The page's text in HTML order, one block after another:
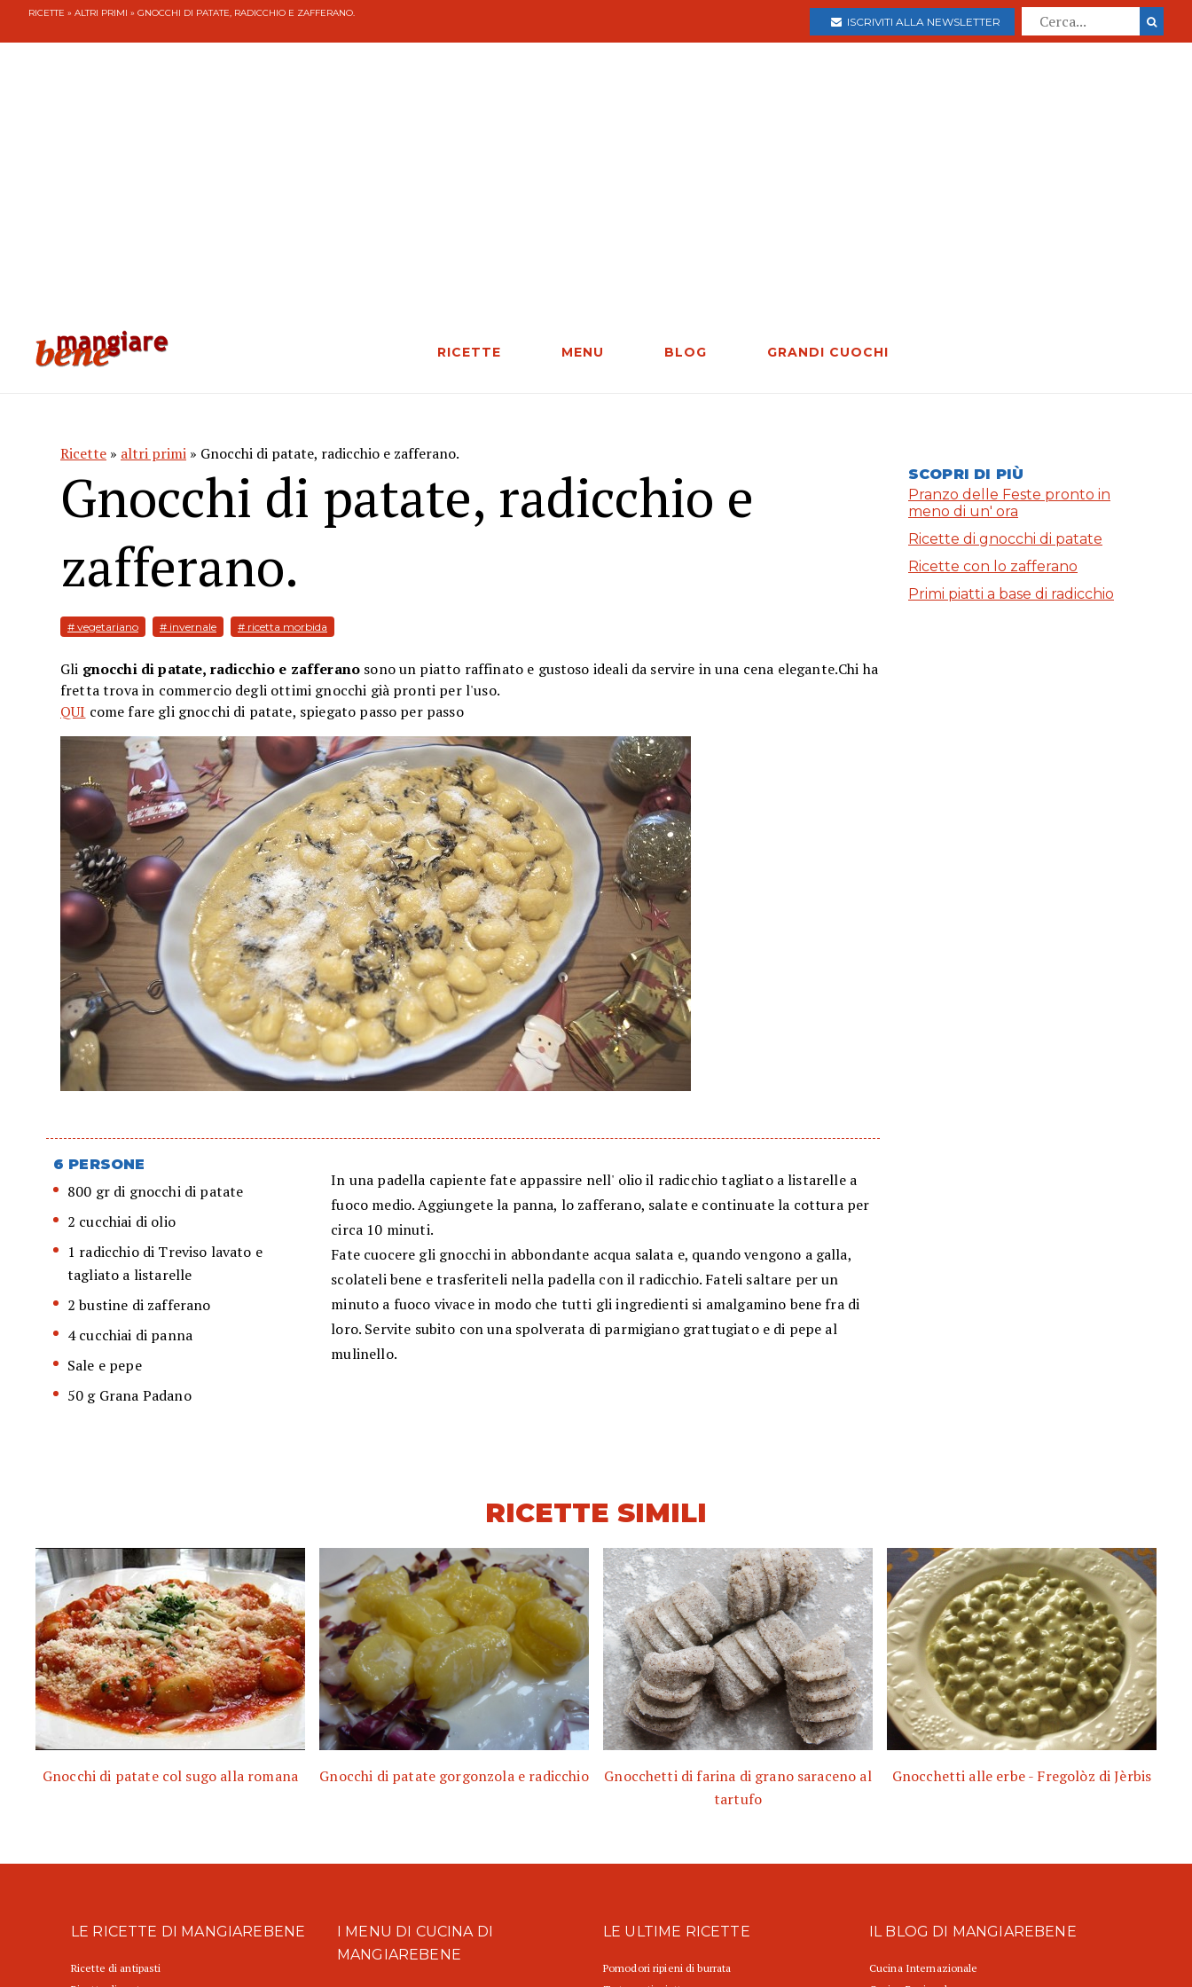
RICETTE » ALTRI PRIMI » GNOCCHI DI PATATE, RADICCHIO E ZAFFERANO.
ISCRIVITI ALLA NEWSLETTER
RICETTE MENU BLOG GRANDI CUOCHI
Ricette » altri primi » Gnocchi di patate, radicchio e zafferano.
Gnocchi di patate, radicchio e
zafferano.
# vegetariano # invernale # ricetta morbida
Gli gnocchi di patate, radicchio e zafferano sono un piatto raffinato e gustoso ideali da servire in una cena elegante.Chi ha
fretta trova in commercio degli ottimi gnocchi già pronti per l'uso.
QUI come fare gli gnocchi di patate, spiegato passo per passo
6 PERSONE
800 gr di gnocchi di patate
2 cucchiai di olio
1 radicchio di Treviso lavato e
tagliato a listarelle
2 bustine di zafferano
4 cucchiai di panna
Sale e pepe
50 g Grana Padano
In una padella capiente fate appassire nell' olio il radicchio tagliato a listarelle a
fuoco medio. Aggiungete la panna, lo zafferano, salate e continuate la cottura per
circa 10 minuti.
Fate cuocere gli gnocchi in abbondante acqua salata e, quando vengono a galla,
scolateli bene e trasferiteli nella padella con il radicchio. Fateli saltare per un
minuto a fuoco vivace in modo che tutti gli ingredienti si amalgamino bene fra di
loro. Servite subito con una spolverata di parmigiano grattugiato e di pepe al
mulinello.
SCOPRI DI PIÙ
Pranzo delle Feste pronto in
meno di un' ora
Ricette di gnocchi di patate
Ricette con lo zafferano
Primi piatti a base di radicchio
RICETTE SIMILI
Gnocchi di patate col sugo alla romana Gnocchi di patate gorgonzola e radicchio
Gnocchetti di farina di grano saraceno al
tartufo
Gnocchetti alle erbe - Fregolòz di Jèrbis
LE RICETTE DI MANGIAREBENE
Ricette di antipasti
I MENU DI CUCINA DI
MANGIAREBENE
LE ULTIME RICETTE
Pomodori ripieni di burrata
IL BLOG DI MANGIAREBENE
Cucina Internazionale